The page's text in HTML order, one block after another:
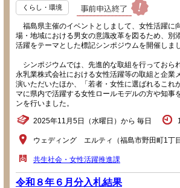
くらし・環境
福島県主催のイベントとしまして、女性活躍に
場・地域における男女の意識改革を図るため、別
活躍をテーマとした標記シンポジウムを開催しまし
シンポジウムでは、先進的な取組を行っておら
永乳業株式会社における女性活躍等の取組と企業
演いただいたほか、「若者・女性に選ばれるこれ
マに県内で活躍する女性ロールモデルの方や知事
ンを行いました。
2025年11月5日（水曜日）から 毎日
ウェディング エルティ（福島市野田町1丁
共生社会・女性活躍推進課
令和８年６月分入札結果